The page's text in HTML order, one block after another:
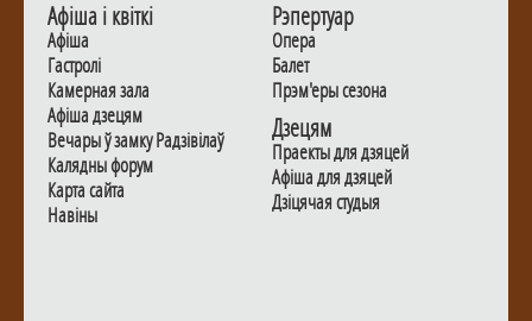
Афiша i квiткi
Афiша
Гастролi
Камерная зала
Афiша дзецям
Вечары ў замку Радзiвiлаў
Калядны форум
Карта сайта
Навiны
Рэпертуар
Опера
Балет
Прэм'еры сезона
Дзецям
Праекты для дзяцей
Афiша для дзяцей
Дзiцячая студыя